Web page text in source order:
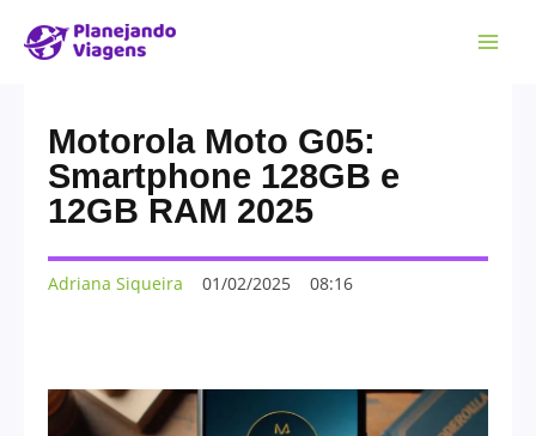
Motorola Moto G05:
Smartphone 128GB e
12GB RAM 2025
Adriana Siqueira 01/02/2025 08:16